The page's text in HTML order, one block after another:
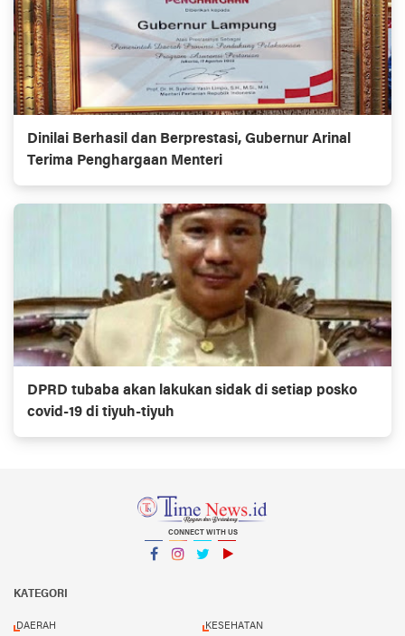
Dinilai Berhasil dan Berprestasi, Gubernur Arinal
Terima Penghargaan Menteri
DPRD tubaba akan lakukan sidak di setiap posko
covid-19 di tiyuh-tiyuh
CONNECT WITH US
KATEGORI
DAERAH KESEHATAN